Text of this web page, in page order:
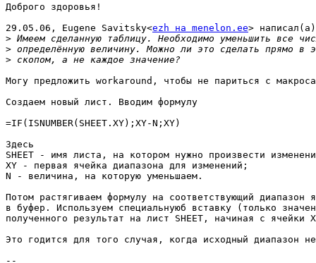
Доброго здоровья!
29.05.06, Eugene Savitsky<ezh на menelon.ee>
>
>
>
Могу предложить workaround, чтобы не париться с
Создаем новый лист. Вводим формулу
=IF(ISNUMBER(SHEET.XY);XY-N;XY)
Здесь
SHEET - имя листа, на котором нужно произвести
XY - первая ячейка диапазона для изменений;
N - величина, на которую уменьшаем.
Потом растягиваем формулу на соответствующий диапазон
в буфер. Используем специальнуюб вставку (только
полученного результат на лист SHEET, начиная с ячейки
Это годится для того случая, когда исходный диапазон
--